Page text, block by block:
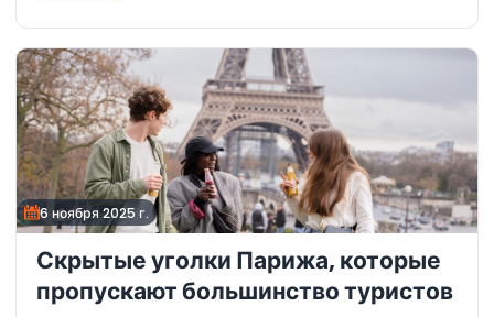
6 ноября 2025 г.
Скрытые уголки Парижа, которые
пропускают большинство туристов